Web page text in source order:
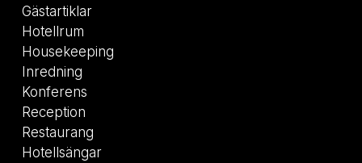
Gästartiklar
Hotellrum
Housekeeping
Inredning
Konferens
Reception
Restaurang
Hotellsängar